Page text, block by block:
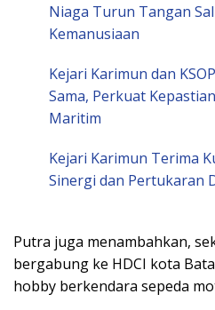
Niaga Turun Tangan
Kemanusiaan
Kejari Karimun dan
Sama, Perkuat
Maritim
Kejari Karimun Terima
Sinergi dan Pertukaran
Putra juga menambahkan,
bergabung ke HDCI kota
hobby berkendara sepeda